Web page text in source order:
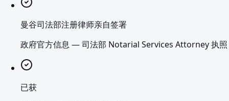
曼谷司法部注册律师亲自签署
政府官方信息 —司法部 Notarial Services Attorney 执照
已获